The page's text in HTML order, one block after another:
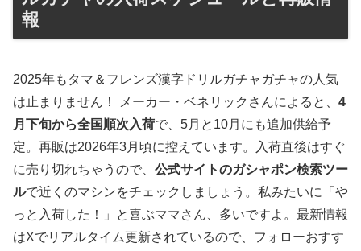
報
2025年もタマ＆フレンズ漢字ドリルガチャガチャの人気
は止まりません！ メーカー・ベネリックさんによると、 4
月下旬から全国順次入荷で、5月と10月にも追加供給予
定。再販は2026年3月頃に控えています。入荷直後はすぐ
に売り切れちゃうので、 公式サイトのガシャポン検索ツー
ルで近くのマシンをチェックしましょう。私みたいに「や
っと入荷した！」と喜ぶママさん、多いですよ。最新情報
はXでリアルタイム更新されているので、フォローおすす